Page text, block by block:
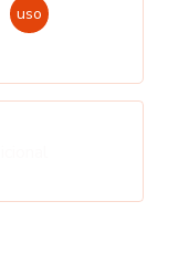
uso